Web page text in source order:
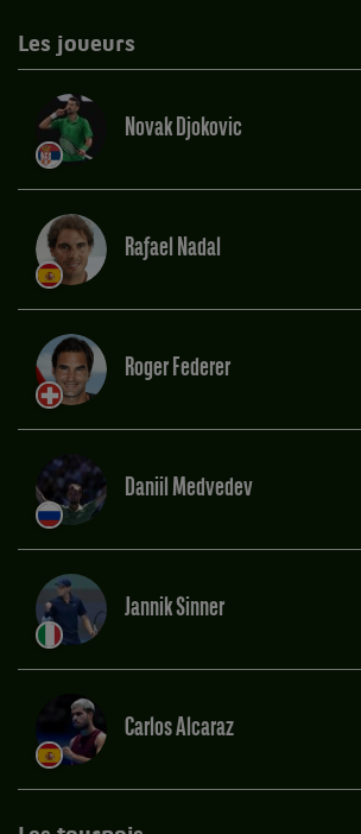
Les joueurs
Novak Djokovic
Rafael Nadal
Roger Federer
Daniil Medvedev
Jannik Sinner
Carlos Alcaraz